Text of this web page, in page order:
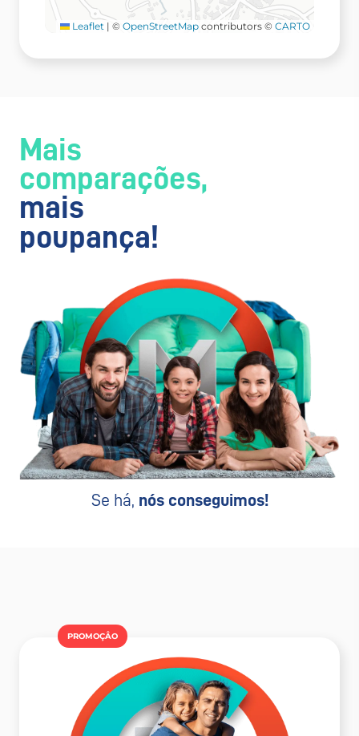
Leaflet | © OpenStreetMap contributors © CARTO
Mais
comparações,
mais
poupança!
Se há, nós conseguimos!
PROMOÇÂO